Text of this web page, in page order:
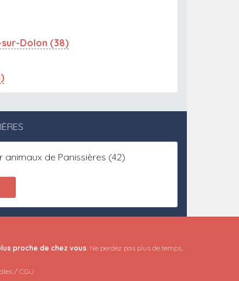
Dolon (38)
de Panissières (42)
proche de chez vous. Ne perdez pas plus de temps,
/ CGU